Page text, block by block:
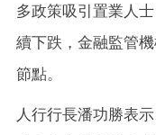
多政策吸引置業人
續下跌，金融監管
節點。
人行行長潘功勝表